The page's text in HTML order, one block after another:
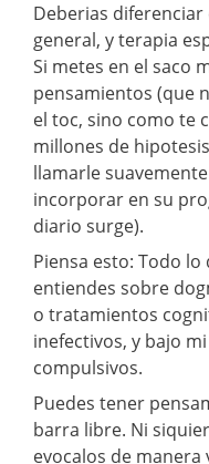
Deberias
general, y terapia
Si metes en el saco
pensamientos (que
el toc, sino como te
millones de
llamarle
incorporar en su
diario surge).
Piensa esto: Todo
entiendes sobre
o tratamientos
inefectivos, y bajo
compulsivos.
Puedes tener
barra libre. Ni
evocalos de manera